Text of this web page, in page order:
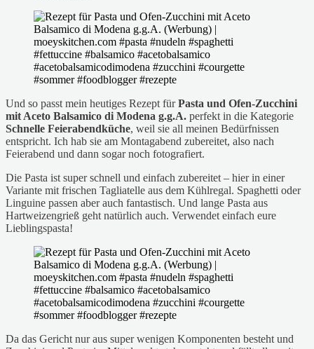
Und so passt mein heutiges Rezept fürPasta und Ofen-Zucchini
mit Aceto Balsamico di Modena g.g.A. perfekt in die Kategorie
Schnelle Feierabendküche, weil sie all meinen Bedürfnissen
entspricht. Ich hab sie am Montagabend zubereitet, also nach
Feierabend und dann sogar noch fotografiert.
Die Pasta ist super schnell und einfach zubereitet – hier in einer
Variante mit frischen Tagliatelle aus dem Kühlregal. Spaghetti oder
Linguine passen aber auch fantastisch. Und lange Pasta aus
Hartweizengrieß geht natürlich auch. Verwendet einfach eure
Lieblingspasta!
Da das Gericht nur aus super wenigen Komponenten besteht und